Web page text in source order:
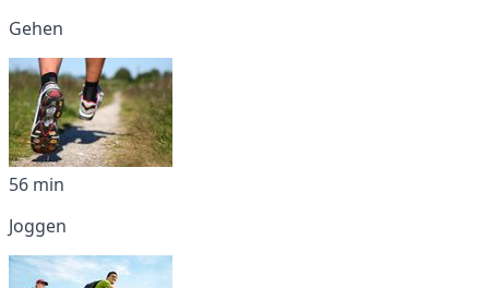
Gehen
56 min
Joggen